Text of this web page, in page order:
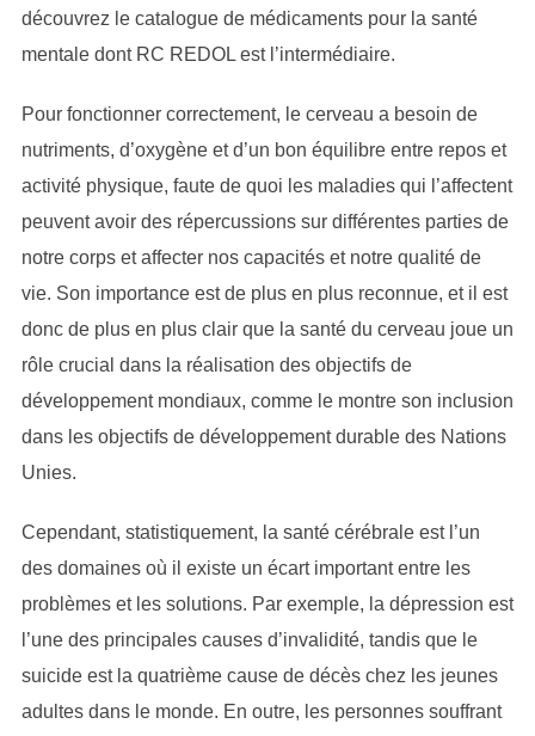
découvrez le catalogue de médicaments pour la santé
mentale dont RC REDOL est l’intermédiaire.
Pour fonctionner correctement, le cerveau a besoin de
nutriments, d’oxygène et d’un bon équilibre entre repos et
activité physique, faute de quoi les maladies qui l’affectent
peuvent avoir des répercussions sur différentes parties de
notre corps et affecter nos capacités et notre qualité de
vie. Son importance est de plus en plus reconnue, et il est
donc de plus en plus clair que la santé du cerveau joue un
rôle crucial dans la réalisation des objectifs de
développement mondiaux, comme le montre son inclusion
dans les objectifs de développement durable des Nations
Unies.
Cependant, statistiquement, la santé cérébrale est l’un
des domaines où il existe un écart important entre les
problèmes et les solutions. Par exemple, la dépression est
l’une des principales causes d’invalidité, tandis que le
suicide est la quatrième cause de décès chez les jeunes
adultes dans le monde. En outre, les personnes souffrant